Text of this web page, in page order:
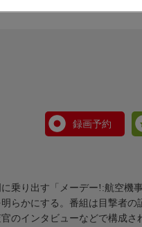
録画予約
乗り出す「メーデー!:航空機
らかにする。番組は目撃者の
のインタビューなどで構成さ